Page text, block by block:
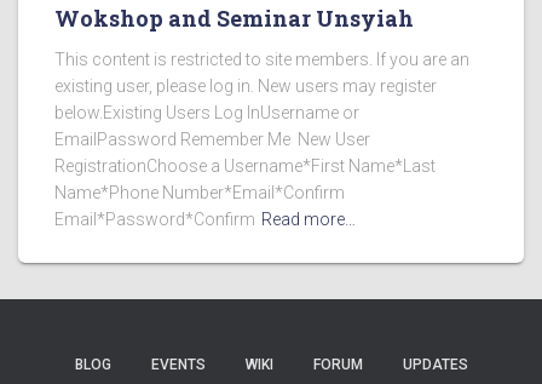
Wokshop and Seminar Unsyiah
This content is restricted to site members. If you are an
existing user, please log in. New users may register
below.Existing Users Log InUsername or
EmailPassword Remember Me New User
RegistrationChoose a Username*First Name*Last
Name*Phone Number*Email*Confirm
Email*Password*Confirm Read more…
BLOG EVENTS WIKI FORUM UPDATES